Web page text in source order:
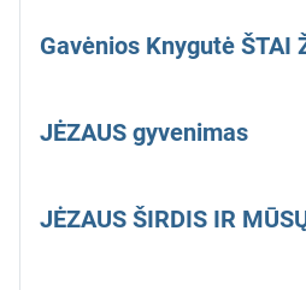
Gavėnios Knygutė ŠTAI
JĖZAUS gyvenimas
JĖZAUS ŠIRDIS IR